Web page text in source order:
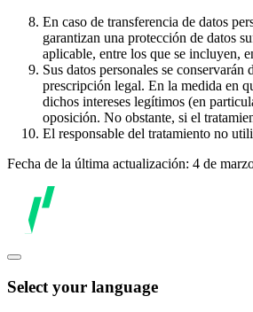
En caso de transferencia de datos
garantizan una protección de datos
aplicable, entre los que se incluyen,
Sus datos personales se
prescripción legal. En la medida en
dichos intereses legítimos (en
oposición. No obstante, si el
El responsable del tratamiento no
Fecha de la última actualización: 4 de
Select your language